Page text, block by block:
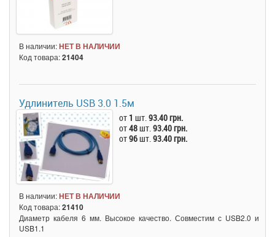
В наличии:НЕТ В НАЛИЧИИ
Код товара:21404
Удлинитель USB 3.0 1.5м
от 1 шт.93.40 грн.
от48шт.93.40 грн.
от96шт.93.40 грн.
В наличии:НЕТ В НАЛИЧИИ
Код товара:21410
Диаметр кабеля 6 мм. Высокое качество. Совместим с USB2.0 и
USB1.1